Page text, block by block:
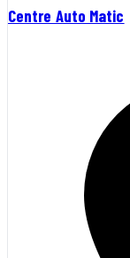
Centre Auto Matic